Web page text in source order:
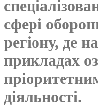
сфері
регіону, де
прикладах
діяльності.